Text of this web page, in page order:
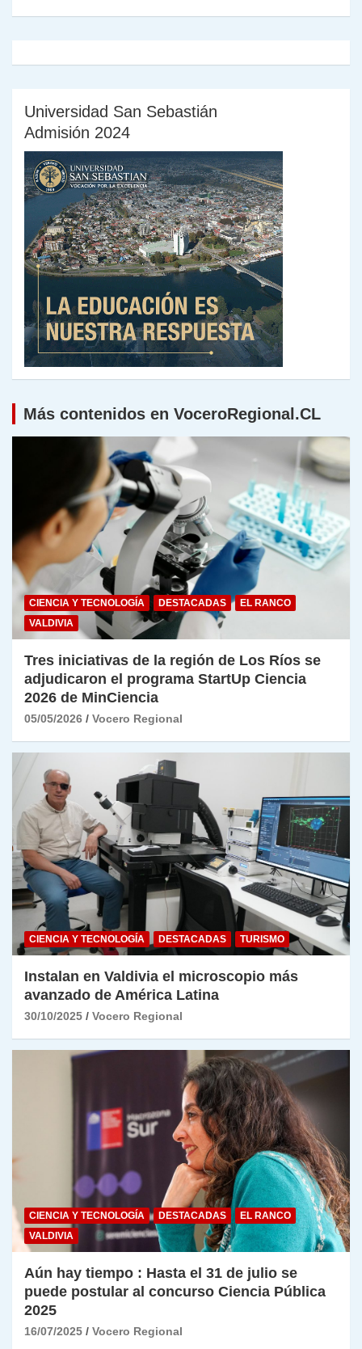
Universidad San Sebastián
Admisión 2024
Más contenidos en VoceroRegional.CL
CIENCIA Y TECNOLOGÍA DESTACADAS
EL RANCO
VALDIVIA
Tres iniciativas de la región de Los Ríos se
adjudicaron el programa StartUp Ciencia
2026 de MinCiencia
05/05/2026 Vocero Regional
CIENCIA Y TECNOLOGÍA DESTACADAS TURISMO
Instalan en Valdivia el microscopio más
avanzado de América Latina
30/10/2025 Vocero Regional
CIENCIA Y TECNOLOGÍA DESTACADAS
EL RANCO
VALDIVIA
Aún hay tiempo : Hasta el 31 de julio se
puede postular al concurso Ciencia Pública
2025
16/07/2025 Vocero Regional